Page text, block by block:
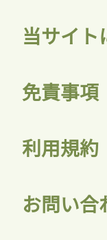
当サイト
免責事項
利用規約
お問い合